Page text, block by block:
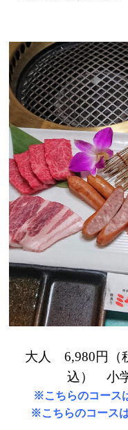
大人 6,980円（
込） 小学
※こちらのコース
※こちらのコース